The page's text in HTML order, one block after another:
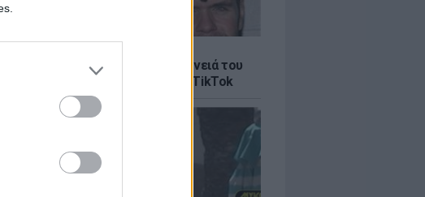
Πέρεζ Χίλτον: Τι λέει η οικογένειά του
μετά το σοκαριστικό live στο TikTok